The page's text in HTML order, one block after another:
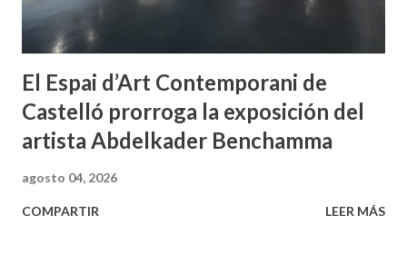
El Espai d’Art Contemporani de
Castelló prorroga la exposición del
artista Abdelkader Benchamma
agosto 04, 2026
COMPARTIR LEER MÁS